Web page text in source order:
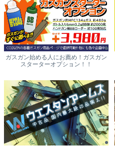
ガスガン始める人にお薦め！ガスガン
スターターオプション！！